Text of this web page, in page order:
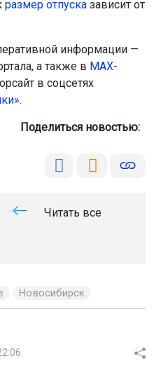
размер отпуска зависит от
информации —
а также в МАХ-
в соцсетях
.
Поделиться новостью:
Читать все
Новосибирск